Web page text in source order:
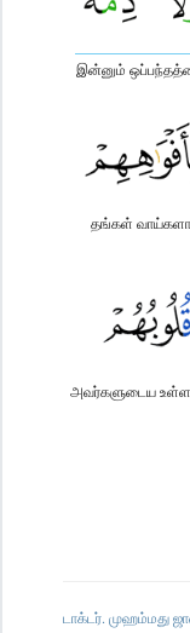
இன்னும்
தங்கள்
அவர்களுடைய
டாக்டர். முஹம்மது